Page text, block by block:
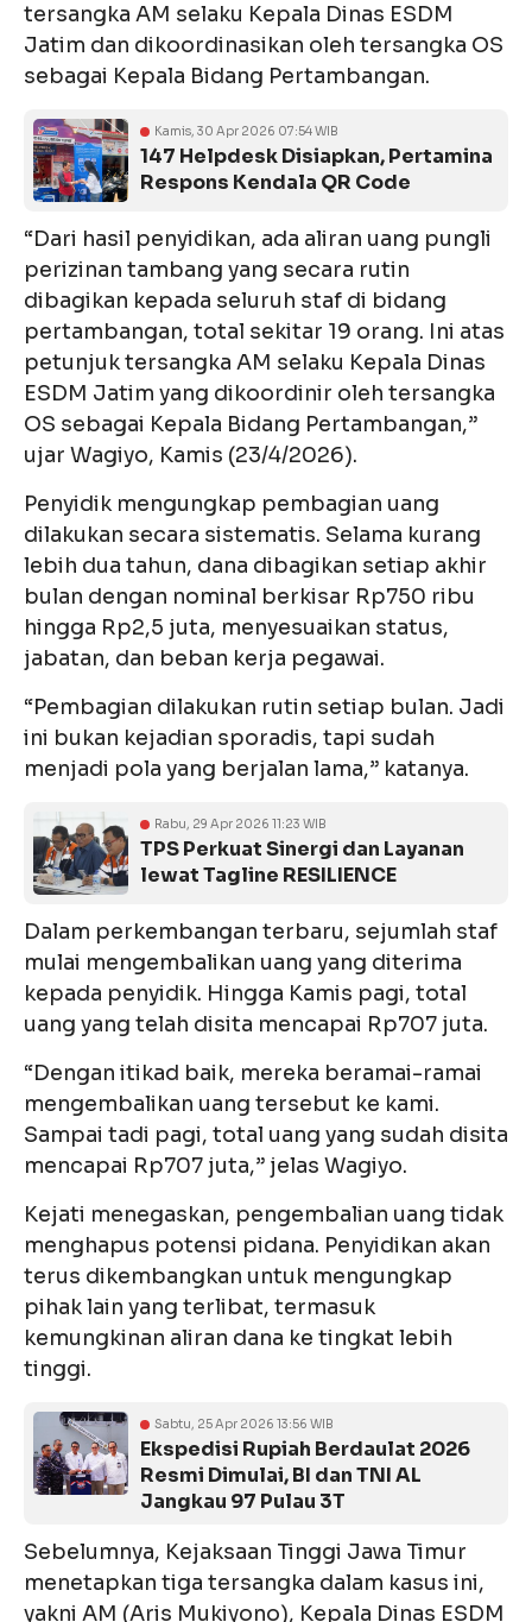
tersangka AM selaku Kepala Dinas ESDM
Jatim dan dikoordinasikan oleh tersangka OS
sebagai Kepala Bidang Pertambangan.
Kamis, 30 Apr 2026 07:54 WIB
147 Helpdesk Disiapkan, Pertamina
Respons Kendala QR Code
“Dari hasil penyidikan, ada aliran uang pungli
perizinan tambang yang secara rutin
dibagikan kepada seluruh staf di bidang
pertambangan, total sekitar 19 orang. Ini atas
petunjuk tersangka AM selaku Kepala Dinas
ESDM Jatim yang dikoordinir oleh tersangka
OS sebagai Kepala Bidang Pertambangan,”
ujar Wagiyo, Kamis (23/4/2026).
Penyidik mengungkap pembagian uang
dilakukan secara sistematis. Selama kurang
lebih dua tahun, dana dibagikan setiap akhir
bulan dengan nominal berkisar Rp750 ribu
hingga Rp2,5 juta, menyesuaikan status,
jabatan, dan beban kerja pegawai.
“Pembagian dilakukan rutin setiap bulan. Jadi
ini bukan kejadian sporadis, tapi sudah
menjadi pola yang berjalan lama,” katanya.
Rabu, 29 Apr 2026 11:23 WIB
TPS Perkuat Sinergi dan Layanan
lewat Tagline RESILIENCE
Dalam perkembangan terbaru, sejumlah staf
mulai mengembalikan uang yang diterima
kepada penyidik. Hingga Kamis pagi, total
uang yang telah disita mencapai Rp707 juta.
“Dengan itikad baik, mereka beramai-ramai
mengembalikan uang tersebut ke kami.
Sampai tadi pagi, total uang yang sudah disita
mencapai Rp707 juta,” jelas Wagiyo.
Kejati menegaskan, pengembalian uang tidak
menghapus potensi pidana. Penyidikan akan
terus dikembangkan untuk mengungkap
pihak lain yang terlibat, termasuk
kemungkinan aliran dana ke tingkat lebih
tinggi.
Sabtu, 25 Apr 2026 13:56 WIB
Ekspedisi Rupiah Berdaulat 2026
Resmi Dimulai, BI dan TNI AL
Jangkau 97 Pulau 3T
Sebelumnya, Kejaksaan Tinggi Jawa Timur
menetapkan tiga tersangka dalam kasus ini,
yakni AM (Aris Mukiyono), Kepala Dinas ESDM